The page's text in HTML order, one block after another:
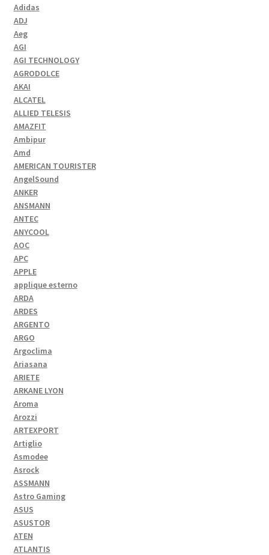
Adidas
ADJ
Aeg
AGI
AGI TECHNOLOGY
AGRODOLCE
AKAI
ALCATEL
ALLIED TELESIS
AMAZFIT
Ambipur
Amd
AMERICAN TOURISTER
AngelSound
ANKER
ANSMANN
ANTEC
ANYCOOL
AOC
APC
APPLE
applique esterno
ARDA
ARDES
ARGENTO
ARGO
Argoclima
Ariasana
ARIETE
ARKANE LYON
Aroma
Arozzi
ARTEXPORT
Artiglio
Asmodee
Asrock
ASSMANN
Astro Gaming
ASUS
ASUSTOR
ATEN
ATLANTIS